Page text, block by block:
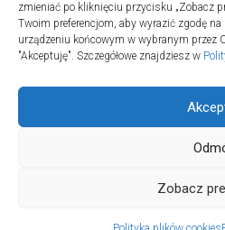
zmieniać po kliknięciu przycisku „Zobacz
Twoim preferencjom, aby wyrazić zgodę
urządzeniu końcowym w wybranym przez
"Akceptuję". Szczegółowe znajdziesz w
Zobacz